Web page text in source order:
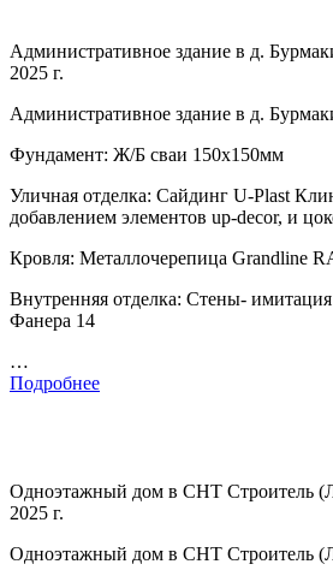
Административное здание в д.
2025 г.
Административное здание в д.
Фундамент: Ж/Б сваи 150х150мм
Уличная отделка: Сайдинг U-Plast
добавлением элементов up-decor, и
Кровля: Металлочерепица Grandline
Внутренняя отделка: Стены-
Фанера 14
…
Подробнее
Одноэтажный дом в СНТ Строитель
2025 г.
Одноэтажный дом в СНТ Строитель